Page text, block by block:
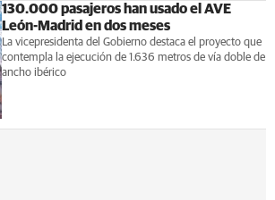
130.000 pasajeros han usado el AVE
León-Madrid en dos meses
La vicepresidenta del Gobierno destaca el proyecto que
contempla la ejecución de 1.636 metros de vía doble de
ancho ibérico